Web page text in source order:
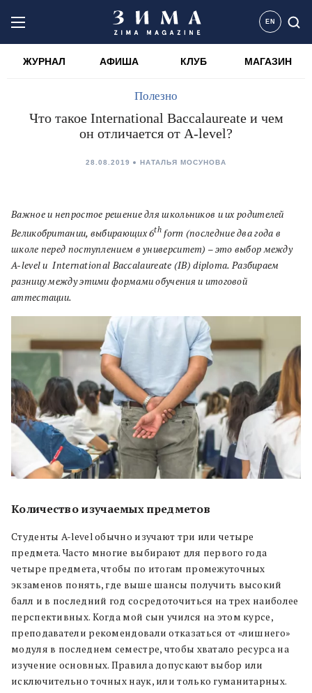
EN
ЖУРНАЛ АФИША КЛУБ МАГАЗИН
Полезно
Что такое International Baccalaureate и чем
он отличается от A-level?
28.08.2019 НАТАЛЬЯ МОСУНОВА
Важное и непростое решение для школьников и их родителей
Великобритании, выбирающих 6th form (последние два года в
школе перед поступлением в университет) – это выбор между
A-level и International Baccalaureate (IB) diploma. Разбираем
разницу между этими формами обучения и итоговой
аттестации.
Количество изучаемых предметов
Студенты A-level обычно изучают три или четыре
предмета. Часто многие выбирают для первого года
четыре предмета, чтобы по итогам промежуточных
экзаменов понять, где выше шансы получить высокий
балл и в последний год сосредоточиться на трех наиболее
перспективных. Когда мой сын учился на этом курсе,
преподаватели рекомендовали отказаться от «лишнего»
модуля в последнем семестре, чтобы хватало ресурса на
изучение основных. Правила допускают выбор или
исключительно точных наук, или только гуманитарных.